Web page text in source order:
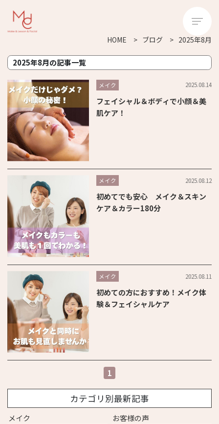
HOME ブログ 2025年8月
2025年8月の記事一覧
メイク 2025.08.14
フェイシャル＆ボディで小顔＆美
肌ケア！
メイク 2025.08.12
初めてでも安心 メイク＆スキン
ケア＆カラー180分
メイク 2025.08.11
初めての方におすすめ！メイク体
験＆フェイシャルケア
1
カテゴリ別最新記事
メイク お客様の声